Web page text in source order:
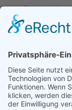
Create
Schluss
Kontakt